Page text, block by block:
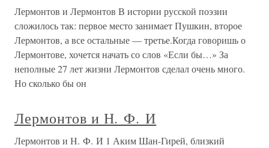
Лермонтов и Лермонтов В истории русской поэзии
сложилось так: первое место занимает Пушкин, второе
Лермонтов, а все остальные — третье.Когда говоришь о
Лермонтове, хочется начать со слов «Если бы…» За
неполные 27 лет жизни Лермонтов сделал очень много.
Но сколько бы он
Лермонтов и Н. Ф. И
Лермонтов и Н. Ф. И 1 Аким Шан-Гирей, близкий